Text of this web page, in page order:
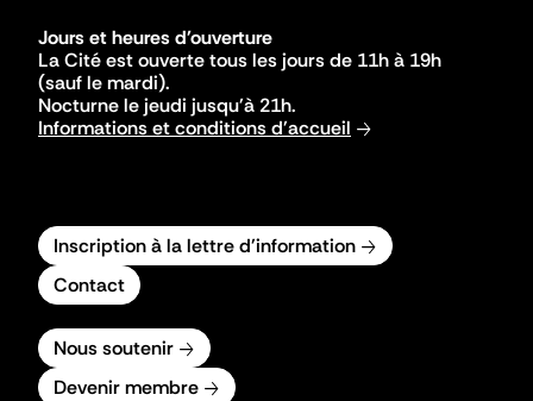
Jours et heures d'ouverture
La Cité est ouverte tous les jours de 11h à 19h
(sauf le mardi).
Nocturne le jeudi jusqu'à 21h.
Informations et conditions d'accueil
Inscription à la lettre d'information
Contact
Nous soutenir
Devenir membre